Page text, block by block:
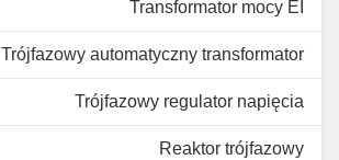
Transformator mocy EI
Trójfazowy automatyczny transformator
Trójfazowy regulator napięcia
Reaktor trójfazowy